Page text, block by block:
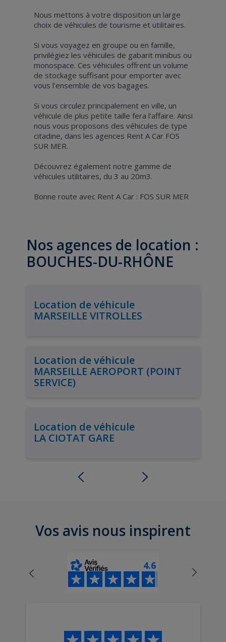
Nous mettons à votre disposition un large
choix de véhicules de tourisme et utilitaires.
Si vous voyagez en groupe ou en famille,
privilégiez les véhicules de gabarit minibus ou
monospace. Ces véhicules offrent un volume
de stockage suffisant pour emporter avec
vous l'ensemble de vos bagages.
Si vous circulez principalement en ville, un
véhicule de plus petite taille fera l'affaire. Ainsi
nous vous proposons des véhicules de type
citadine, dans les agences Rent A Car FOS
SUR MER.
Découvrez également notre gamme de
véhicules utilitaires, du 3 au 20m3.
Bonne route avec Rent A Car : FOS SUR MER
Nos agences de location :
BOUCHES-DU-RHÔNE
Location de véhicule
MARSEILLE VITROLLES
Location de véhicule
MARSEILLE AEROPORT (POINT
SERVICE)
Location de véhicule
LA CIOTAT GARE
Vos avis nous inspirent
4.6